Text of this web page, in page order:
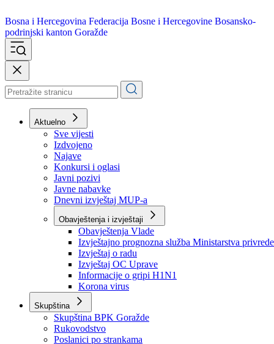
Bosna i Hercegovina
podrinjski kanton Goražde
Aktuelno
Sve vijesti
Izdvojeno
Najave
Konkursi i oglasi
Javni pozivi
Javne nabavke
Dnevni izvještaj MUP-a
Obavještenja i izvještaji
Obavještenja Vlade
Izvještajno prognozna služba Ministarstva privrede
Izvještaj o radu
Izvještaj OC Uprave
Informacije o gripi H1N1
Korona virus
Skupština